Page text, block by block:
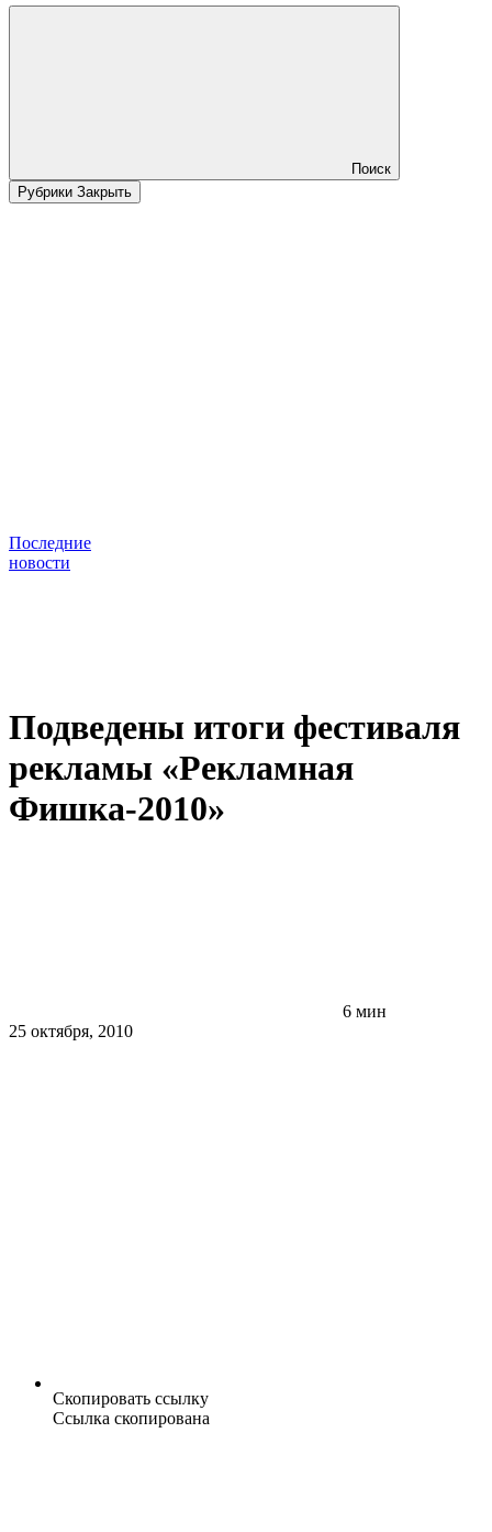
Поиск
Рубрики Закрыть
Последние
новости
Подведены итоги фестиваля
рекламы «Рекламная
Фишка-2010»
6 мин
25 октября, 2010
Скопировать ссылку
Ссылка скопирована